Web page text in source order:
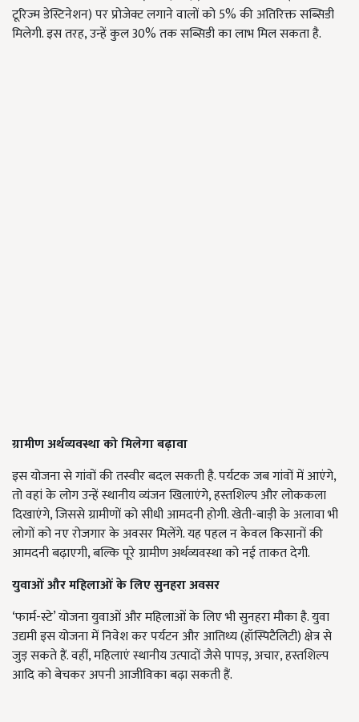
टूरिज्म डेस्टिनेशन) पर प्रोजेक्ट लगाने वालों को 5% की अतिरिक्त सब्सिडी
मिलेगी. इस तरह, उन्हें कुल 30% तक सब्सिडी का लाभ मिल सकता है.
ग्रामीण अर्थव्यवस्था को मिलेगा बढ़ावा
इस योजना से गांवों की तस्वीर बदल सकती है. पर्यटक जब गांवों में आएंगे,
तो वहां के लोग उन्हें स्थानीय व्यंजन खिलाएंगे, हस्तशिल्प और लोककला
दिखाएंगे, जिससे ग्रामीणों को सीधी आमदनी होगी. खेती-बाड़ी के अलावा भी
लोगों को नए रोजगार के अवसर मिलेंगे. यह पहल न केवल किसानों की
आमदनी बढ़ाएगी, बल्कि पूरे ग्रामीण अर्थव्यवस्था को नई ताकत देगी.
युवाओं और महिलाओं के लिए सुनहरा अवसर
‘फार्म-स्टे’ योजना युवाओं और महिलाओं के लिए भी सुनहरा मौका है. युवा
उद्यमी इस योजना में निवेश कर पर्यटन और आतिथ्य (हॉस्पिटैलिटी) क्षेत्र से
जुड़ सकते हैं. वहीं, महिलाएं स्थानीय उत्पादों जैसे पापड़, अचार, हस्तशिल्प
आदि को बेचकर अपनी आजीविका बढ़ा सकती हैं.